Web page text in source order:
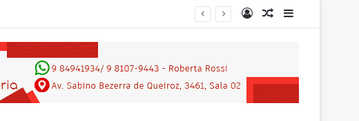
EntrarArtigo aleatório